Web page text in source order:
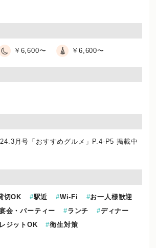
￥6,600〜 ￥6,600〜
月号「おすすめグルメ」P.4-P5 掲載中
切OK 駅近 Wi-Fi
お一人様歓迎
会・パーティー ランチ
ディナー
ジットOK 衛生対策